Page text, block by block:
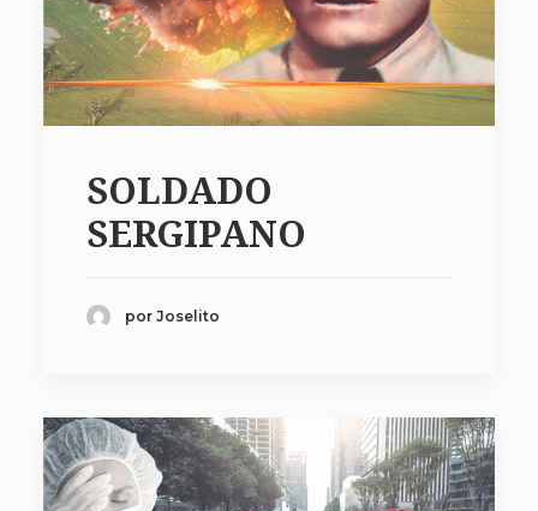
SOLDADO
SERGIPANO
por Joselito